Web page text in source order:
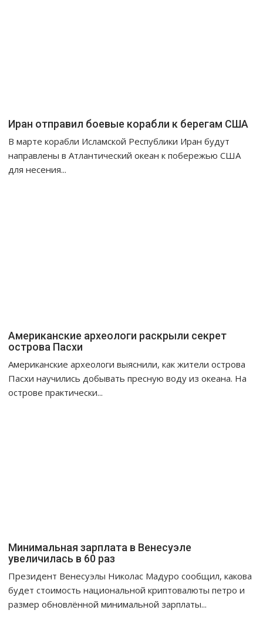
Иран отправил боевые корабли к берегам США
В марте корабли Исламской Республики Иран будут
направлены в Атлантический океан к побережью США
для несения...
Американские археологи раскрыли секрет
острова Пасхи
Американские археологи выяснили, как жители острова
Пасхи научились добывать пресную воду из океана. На
острове практически...
Минимальная зарплата в Венесуэле
увеличилась в 60 раз
Президент Венесуэлы Николас Мадуро сообщил, какова
будет стоимость национальной криптовалюты петро и
размер обновлённой минимальной зарплаты...